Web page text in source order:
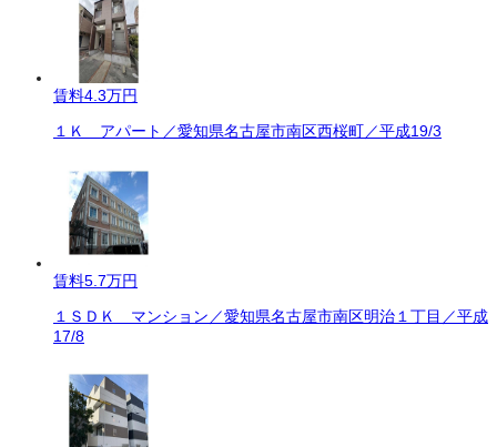
賃料4.3万円
１Ｋ アパート／愛知県名古屋市南区西桜町／平成19/3
賃料5.7万円
１ＳＤＫ マンション／愛知県名古屋市南区明治１丁目／平成
17/8